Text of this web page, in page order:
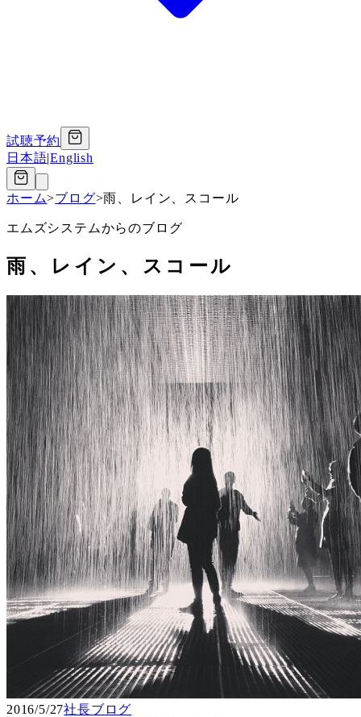
試聴予約
日本語|English
ホーム>ブログ>雨、レイン、スコール
エムズシステムからのブログ
雨、レイン、スコール
2016/5/27社長ブログ